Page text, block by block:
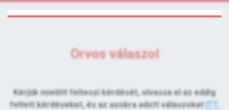
Orvos válaszol
Kérjük mielőtt felteszi kérdését, olvassa el az eddig
feltett kérdéseket, és az azokra adott válaszokat ITT.